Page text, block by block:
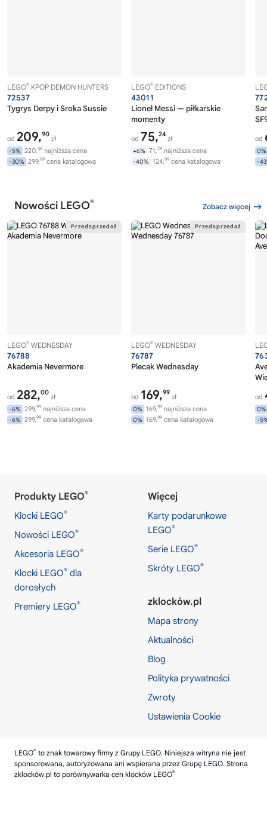
LEGO® KPOP DEMON HUNTERS
72537
Tygrys Derpy i Sroka Sussie
od 209,90
zł
-5% 220,46 najniższa cena
-30% 299,99 cena katalogowa
LEGO® EDITIONS
43011
Lionel Messi — piłkarskie
momenty
od 75,24
zł
+6% 71,29 najniższa cena
-40% 124,99 cena katalogowa
od
0%
-
Nowości LEGO® Zobacz więcej
LEGO® WEDNESDAY
76788
Akademia Nevermore
od 282,00
zł
-6% 299,99 najniższa cena
-6% 299,99 cena katalogowa
LEGO® WEDNESDAY
76787
Plecak Wednesday
od 169,99
zł
0% 169,99 najniższa cena
0% 169,99 cena katalogowa
od
0%
-
Produkty LEGO®
Klocki LEGO®
Nowości LEGO®
Akcesoria LEGO®
Klocki LEGO® dla
dorosłych
Premiery LEGO®
Więcej
Karty podarunkowe
LEGO®
Serie LEGO®
Skróty LEGO®
zklocków.pl
Mapa strony
Aktualności
Blog
Polityka prywatności
Zwroty
Ustawienia Cookie
LEGO® to znak towarowy firmy z Grupy LEGO. Niniejsza witryna nie jest
sponsorowana, autoryzowana ani wspierana przez Grupę LEGO. Strona
zklocków.pl to porównywarka cen klocków LEGO®